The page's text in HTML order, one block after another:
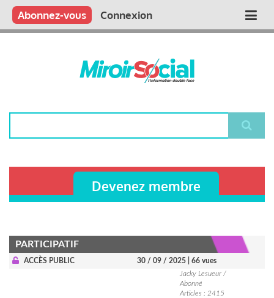
Aller
contenu
Main
Qui sommes nous ?
Vous publiez
Nous publions
Contactez-nous
Abonnez-vous Connexion
Devenez membre
PARTICIPATIF
ACCÈS PUBLIC 30 / 09 / 2025
| 66 vues
Jacky Lesueur /
Abonné
Articles : 2415